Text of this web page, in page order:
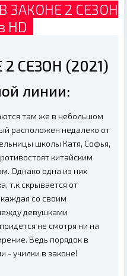
ЗАКОНЕ 2 СЕЗОН
HD
СЕЗОН (2021)
линии:
там же в небольшом
расположен недалеко от
школы Катя, Софья,
китайским
Однако одна из них
т.к скрывается от
со своим
девушками
не смотря ни на
Ведь порядок в
- училки в законе!